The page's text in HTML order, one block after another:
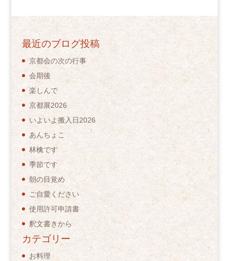
最近のブログ投稿
京都会の次の行事
会期後
楽しんで
京都展2026
いよいよ搬入日2026
あんちょこ
林檎です
季節です
朝の目覚め
ご自愛ください
使用許可申請書
釈文書きから
カテゴリー
お料理